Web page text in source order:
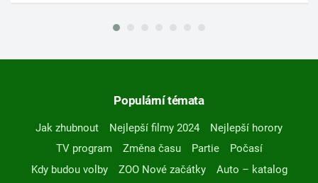
Populární témata
Jak zhubnout Nejlepší filmy 2024
Nejlepší horory
TV program
Změna času Partie
Počasí
Kdy budou volby
ZOO Nové začátky
Auto – katalog